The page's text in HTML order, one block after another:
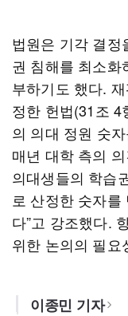
법원은 기각 결
권 침해를 최소
부하기도 했다.
정한 헌법(31조 4
의 의대 정원 숫
매년 대학 측의
의대생들의 학습
로 산정한 숫자
다”고 강조했다.
위한 논의의 필요
이종민 기자